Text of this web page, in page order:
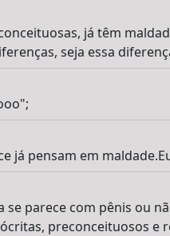
já têm
seja essa
já pensam em
se parece com pênis ou
preconceituosos e